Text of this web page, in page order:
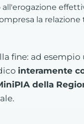
la relazione
fine: ad esempio
interamente
della